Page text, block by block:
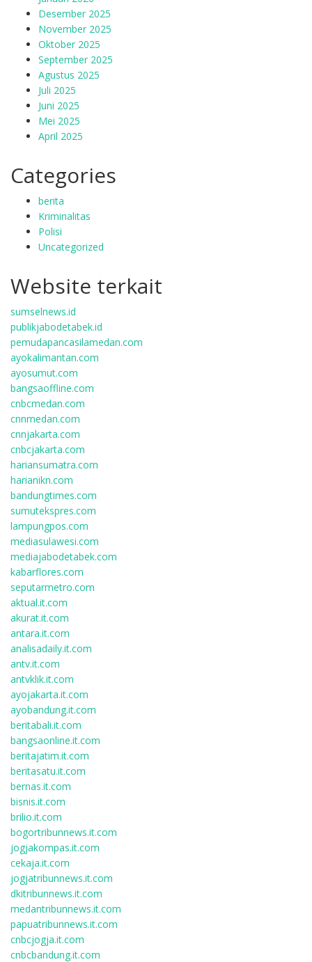
Desember 2025
November 2025
Oktober 2025
September 2025
Agustus 2025
Juli 2025
Juni 2025
Mei 2025
April 2025
Categories
berita
Kriminalitas
Polisi
Uncategorized
Website terkait
sumselnews.id
publikjabodetabek.id
pemudapancasilamedan.com
ayokalimantan.com
ayosumut.com
bangsaoffline.com
cnbcmedan.com
cnnmedan.com
cnnjakarta.com
cnbcjakarta.com
hariansumatra.com
harianikn.com
bandungtimes.com
sumutekspres.com
lampungpos.com
mediasulawesi.com
mediajabodetabek.com
kabarflores.com
seputarmetro.com
aktual.it.com
akurat.it.com
antara.it.com
analisadaily.it.com
antv.it.com
antvklik.it.com
ayojakarta.it.com
ayobandung.it.com
beritabali.it.com
bangsaonline.it.com
beritajatim.it.com
beritasatu.it.com
bernas.it.com
bisnis.it.com
brilio.it.com
bogortribunnews.it.com
jogjakompas.it.com
cekaja.it.com
jogjatribunnews.it.com
dkitribunnews.it.com
medantribunnews.it.com
papuatribunnews.it.com
cnbcjogja.it.com
cnbcbandung.it.com